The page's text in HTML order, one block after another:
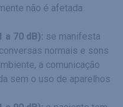
não é afetada
a 70 dB): se manifesta
normais e sons
a comunicação
sem o uso de aparelhos